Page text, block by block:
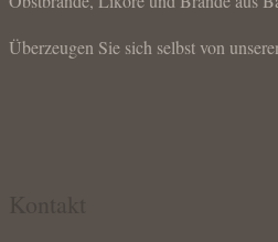
Überzeugen Sie sich selbst von